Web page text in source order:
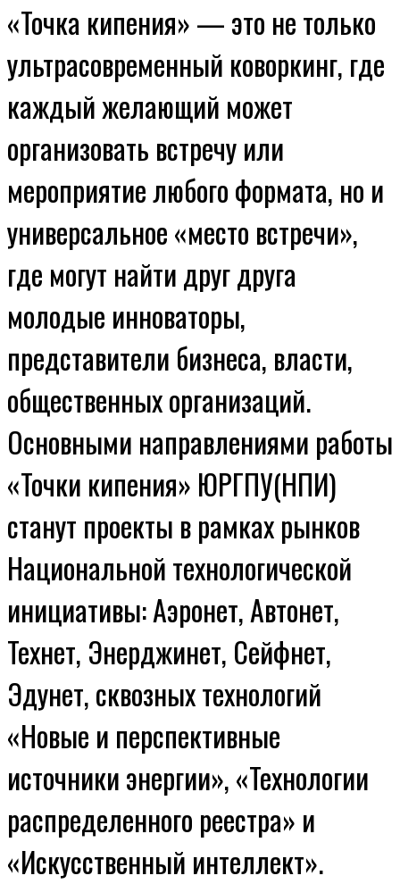
«Точка кипения» — это не только
ультрасовременный коворкинг, где
каждый желающий может
организовать встречу или
мероприятие любого формата, но и
универсальное «место встречи»,
где могут найти друг друга
молодые инноваторы,
представители бизнеса, власти,
общественных организаций.
Основными направлениями работы
«Точки кипения» ЮРГПУ(НПИ)
станут проекты в рамках рынков
Национальной технологической
инициативы: Аэронет, Автонет,
Технет, Энерджинет, Сейфнет,
Эдунет, сквозных технологий
«Новые и перспективные
источники энергии», «Технологии
распределенного реестра» и
«Искусственный интеллект».